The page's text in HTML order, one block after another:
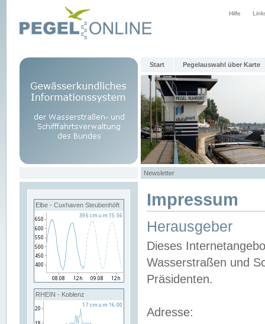
Hilfe
Start Pegelauswahl über Karte
Newsletter
Elbe - Cuxhaven Steubenhöft
RHEIN - Koblenz
Impressum
Herausgeber
Dieses
Wasserstraßen und
Präsidenten.
Adresse: